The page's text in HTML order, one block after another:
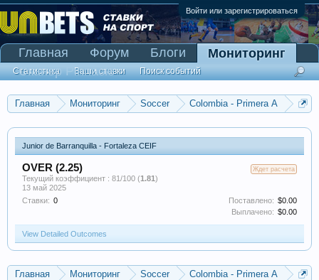
Войти или зарегистрироваться
Главная Мониторинг Soccer
Colombia - Primera A
Junior de Barranquilla - Fortaleza CEIF
Ждет расчета
OVER (2.25)
Текущий коэффициент : 81/100 (1.81)
13 май 2025
Ставки: 0 Поставлено: $0.00
Выплачено: $0.00
View Detailed Outcomes
Главная Мониторинг Soccer
Colombia - Primera A
Главная Форум Блоги Мониторинг
Статистика Ваши ставки
Поиск событий
Сканер Pinnacle